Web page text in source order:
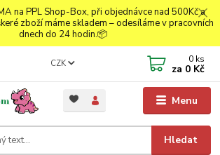
na PPL Shop-Box, při objednávce nad 500Kč a
zboží máme skladem – odesíláme v pracovních
dnech do 24 hodin.📦
Menu
CZK
Hledat
0 ks
za 0 Kč